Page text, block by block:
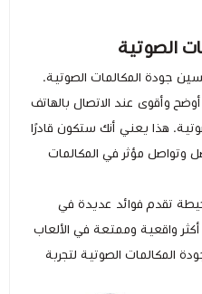
جودة المكالمات الصوتية.
وأقوى عند الاتصال بالهاتف
هذا يعني أنك ستكون قادرًا
مؤثر في المكالمات
تقدم فوائد عديدة في
واقعية وممتعة في الألعاب
المكالمات الصوتية لتجربة